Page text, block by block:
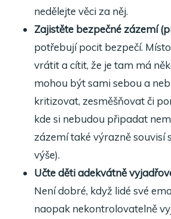
nedělejte věci za něj.
Zajistěte bezpečné zázemí
potřebují pocit bezpečí.
vrátit a cítit, že je tam má
mohou být sami sebou a
kritizovat, zesměšňovat či
kde si nebudou připadat
zázemí také výrazně souvisí
výše).
Učte děti adekvátně
Není dobré, když lidé své
naopak nekontrolovatelně